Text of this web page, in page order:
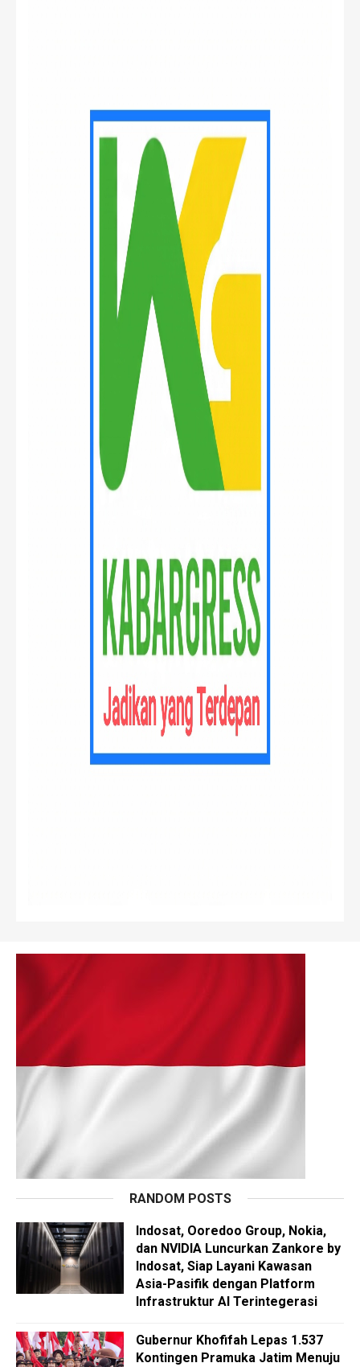
RANDOM POSTS
Indosat, Ooredoo Group, Nokia,
dan NVIDIA Luncurkan Zankore by
Indosat, Siap Layani Kawasan
Asia-Pasifik dengan Platform
Infrastruktur AI Terintegerasi
Gubernur Khofifah Lepas 1.537
Kontingen Pramuka Jatim Menuju